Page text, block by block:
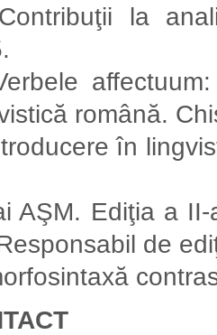
la
română.
în
AŞM. Ediţia a
de